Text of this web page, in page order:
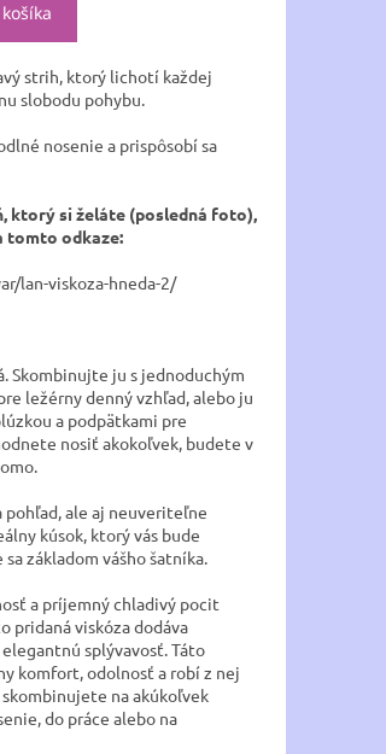
strih, ktorý lichotí každej
slobodu pohybu.
nosenie a prispôsobí sa
ktorý si želáte (posledná foto),
tomto odkaze:
lan-viskoza-hneda-2/
Skombinujte ju s jednoduchým
ležérny denný vzhľad, alebo ju
a podpätkami pre
nosiť akokoľvek, budete v
pohľad, ale aj neuveriteľne
kúsok, ktorý vás bude
základom vášho šatníka.
a príjemný chladivý pocit
pridaná viskóza dodáva
splývavosť. Táto
komfort, odolnosť a robí z nej
na akúkoľvek
do práce alebo na